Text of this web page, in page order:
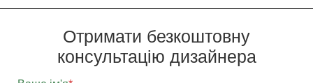
Отримати безкоштовну
консультацію дизайнера